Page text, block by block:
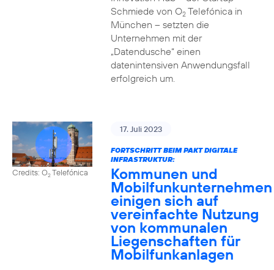
Schmiede von O2Telefónica in
München – setzten die
Unternehmen mit der
„Datendusche“ einen
datenintensiven Anwendungsfall
erfolgreich um.
Credits: O2Telefónica
17. Juli 2023
FORTSCHRITT BEIM PAKT DIGITALE
INFRASTRUKTUR:
Kommunen und
Mobilfunkunternehmen
einigen sich auf
vereinfachte Nutzung
von kommunalen
Liegenschaften für
Mobilfunkanlagen